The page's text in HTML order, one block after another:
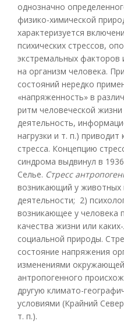
однозначно
физико-химической
характеризуется
психических стрессов,
экстремальных факторов
на организм человека.
состояний нередко
«напряженность» в
ритм человеческой
деятельность,
нагрузки и т. п.)
стресса. Концепцию
синдрома выдвинул в
Селье. Стресс
возникающий у животных
деятельности; 2)
возникающее у человека
качества жизни или
социальной природы.
состояние напряжения
изменениями
антропогенного
другую климато-
условиями (Крайний
т. п.).